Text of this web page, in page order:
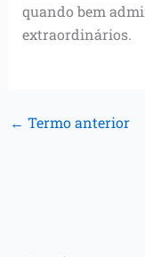
quando bem
extraordinários.
← Termo anterior